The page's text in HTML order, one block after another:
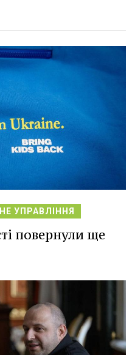
УПРАВЛІННЯ
повернули ще